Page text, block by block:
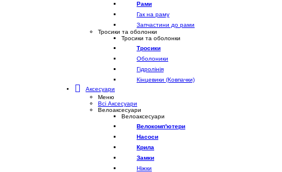
Рами
Гак на раму
Запчастини до рами
Тросики та оболонки
Тросики та оболонки
Тросики
Оболоники
Гідролінія
Кінцевики (Ковпачки)
Аксесуари
Меню
Всі Аксесуари
Велоаксесуари
Велоаксесуари
Велокомп'ютери
Насоси
Крила
Замки
Ніжки